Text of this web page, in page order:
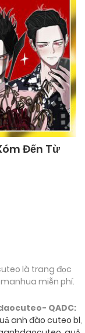
Đến Từ
là trang đọc
miễn phí.
QADC:
anh đào cuteo bl,